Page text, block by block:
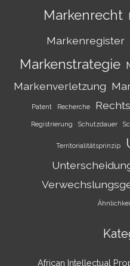
Markenrecht
Markenregister
Markenstrategie
Markenverletzung
Patent Recherche
Registrierung Schutzdauer
Territorialitätsprinzip
African Intellectual